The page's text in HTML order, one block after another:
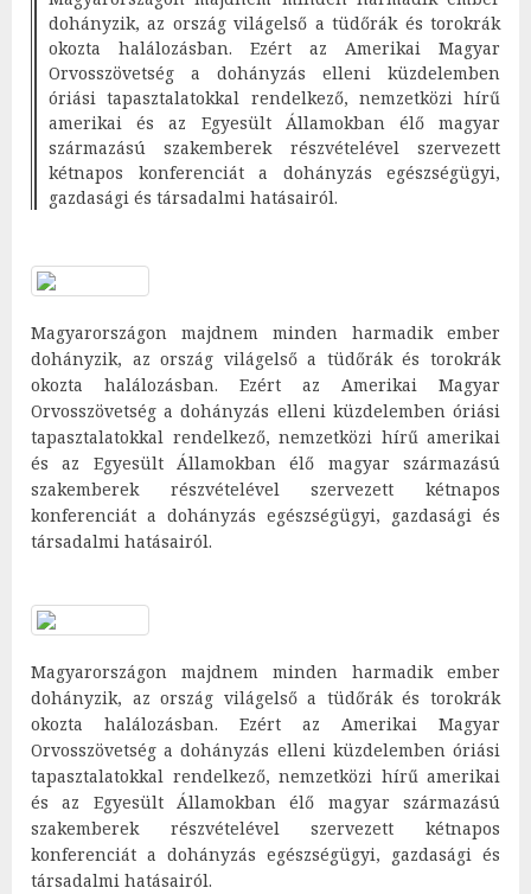
dohányzik, az ország világelső a tüdőrák és torokrák
okozta halálozásban. Ezért az Amerikai Magyar
Orvosszövetség a dohányzás elleni küzdelemben
óriási tapasztalatokkal rendelkező, nemzetközi hírű
amerikai és az Egyesült Államokban élő magyar
származású szakemberek részvételével szervezett
kétnapos konferenciát a dohányzás egészségügyi,
gazdasági és társadalmi hatásairól.
Magyarországon majdnem minden harmadik ember
dohányzik, az ország világelső a tüdőrák és torokrák
okozta halálozásban. Ezért az Amerikai Magyar
Orvosszövetség a dohányzás elleni küzdelemben óriási
tapasztalatokkal rendelkező, nemzetközi hírű amerikai
és az Egyesült Államokban élő magyar származású
szakemberek részvételével szervezett kétnapos
konferenciát a dohányzás egészségügyi, gazdasági és
társadalmi hatásairól.
Magyarországon majdnem minden harmadik ember
dohányzik, az ország világelső a tüdőrák és torokrák
okozta halálozásban. Ezért az Amerikai Magyar
Orvosszövetség a dohányzás elleni küzdelemben óriási
tapasztalatokkal rendelkező, nemzetközi hírű amerikai
és az Egyesült Államokban élő magyar származású
szakemberek részvételével szervezett kétnapos
konferenciát a dohányzás egészségügyi, gazdasági és
társadalmi hatásairól.